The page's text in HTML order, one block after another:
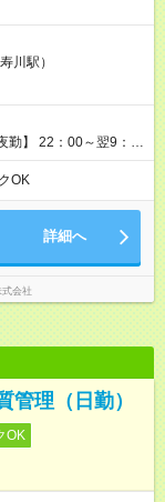
部分があります。 雇
1,550円以上
川駅）
勤】 22：00～翌9：
記の時間
となります）
OK
詳細へ
会社
理（日勤）
OK